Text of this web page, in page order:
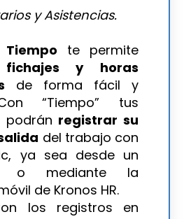
y Asistencias.
Tiempo te permite
fichajes y horas
de forma fácil y
“Tiempo” tus
podrán registrar su
del trabajo con
ya sea desde un
o mediante la
de Kronos HR.
los registros en